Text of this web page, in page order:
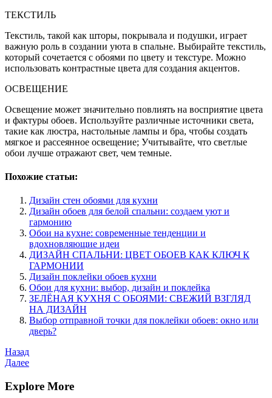
ТЕКСТИЛЬ
Текстиль, такой как шторы, покрывала и подушки, играет
важную роль в создании уюта в спальне. Выбирайте текстиль,
который сочетается с обоями по цвету и текстуре. Можно
использовать контрастные цвета для создания акцентов.
ОСВЕЩЕНИЕ
Освещение может значительно повлиять на восприятие цвета
и фактуры обоев. Используйте различные источники света,
такие как люстра, настольные лампы и бра, чтобы создать
мягкое и рассеянное освещение; Учитывайте, что светлые
обои лучше отражают свет, чем темные.
Похожие статьи:
Дизайн стен обоями для кухни
Дизайн обоев для белой спальни: создаем уют и
гармонию
Обои на кухне: современные тенденции и
вдохновляющие идеи
ДИЗАЙН СПАЛЬНИ: ЦВЕТ ОБОЕВ КАК КЛЮЧ К
ГАРМОНИИ
Дизайн поклейки обоев кухни
Обои для кухни: выбор, дизайн и поклейка
ЗЕЛЁНАЯ КУХНЯ С ОБОЯМИ: СВЕЖИЙ ВЗГЛЯД
НА ДИЗАЙН
Выбор отправной точки для поклейки обоев: окно или
дверь?
Навигация
по
записям
Предыдущая
запись
Назад
Следующая
Далее
Explore More